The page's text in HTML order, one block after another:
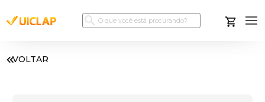
VOLTAR